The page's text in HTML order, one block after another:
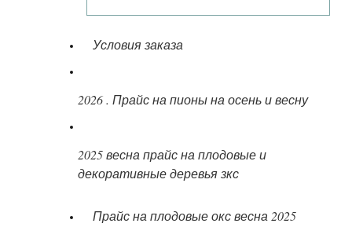
Условия заказа
2026 . Прайс на пионы на осень и весну
2025 весна прайс на плодовые и
декоративные деревья зкс
Прайс на плодовые окс весна 2025